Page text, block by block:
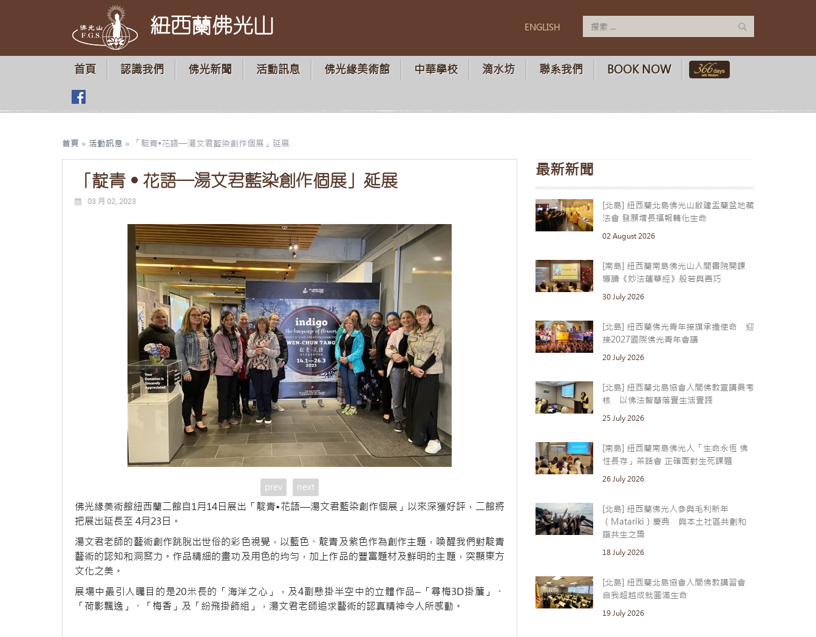
紐西蘭佛光山 ENGLISH
首頁 認識我們 佛光新聞 活動訊息 佛光緣美術館 中華學校 滴水坊 聯系我們 BOOK NOW
首頁 » 活動訊息 » 「靛青•花語—湯文君藍染創作個展」延展
「靛青•花語—湯文君藍染創作個展」延展
03 月 02, 2023
prev next
佛光緣美術館紐西蘭二館自1月14日展出「靛青•花語—湯文君藍染創作個展」以來深獲好評，二館將
把展出延長至 4月23日。
湯文君老師的藝術創作跳脫出世俗的彩色視覺，以藍色、靛青及紫色作為創作主題，喚醒我們對靛青
藝術的認知和洞察力。作品精細的畫功及用色的均匀，加上作品的豐富題材及鮮明的主題，突顯東方
文化之美。
展場中最引人矚目的是20米長的「海洋之心」，及4副懸掛半空中的立體作品–「尋梅3D掛簾」、
「荷影飄逸」、「梅香」及「紛飛掛飾組」，湯文君老師追求藝術的認真精神令人所感動。
最新新聞
[北島] 紐西蘭北島佛光山啟建盂蘭盆地藏
法會 發願增長福報轉化生命
02 August 2026
[南島] 紐西蘭南島佛光山人間書院開課
導讀《妙法蓮華經》般若與善巧
30 July 2026
[北島] 紐西蘭佛光青年接旗承擔使命 迎
接2027國際佛光青年會議
20 July 2026
[北島] 紐西蘭北島協會人間佛教宣講員考
核 以佛法智慧落實生活實踐
25 July 2026
[南島] 紐西蘭南島佛光人「生命永恆 佛
性長存」茶話會 正確面對生死課題
26 July 2026
[北島] 紐西蘭佛光人參與毛利新年
（Matariki）慶典 與本土社區共劃和
諧共生之槳
18 July 2026
[北島] 紐西蘭北島協會人間佛教講習會
自我超越成就圓滿生命
19 July 2026